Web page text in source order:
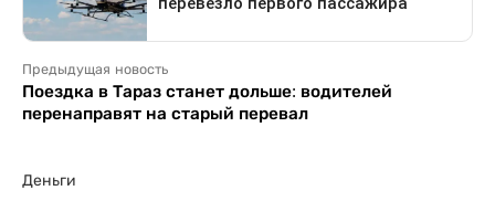
Предыдущая новость
Поездка в Тараз станет дольше: водителей
перенаправят на старый перевал
Деньги